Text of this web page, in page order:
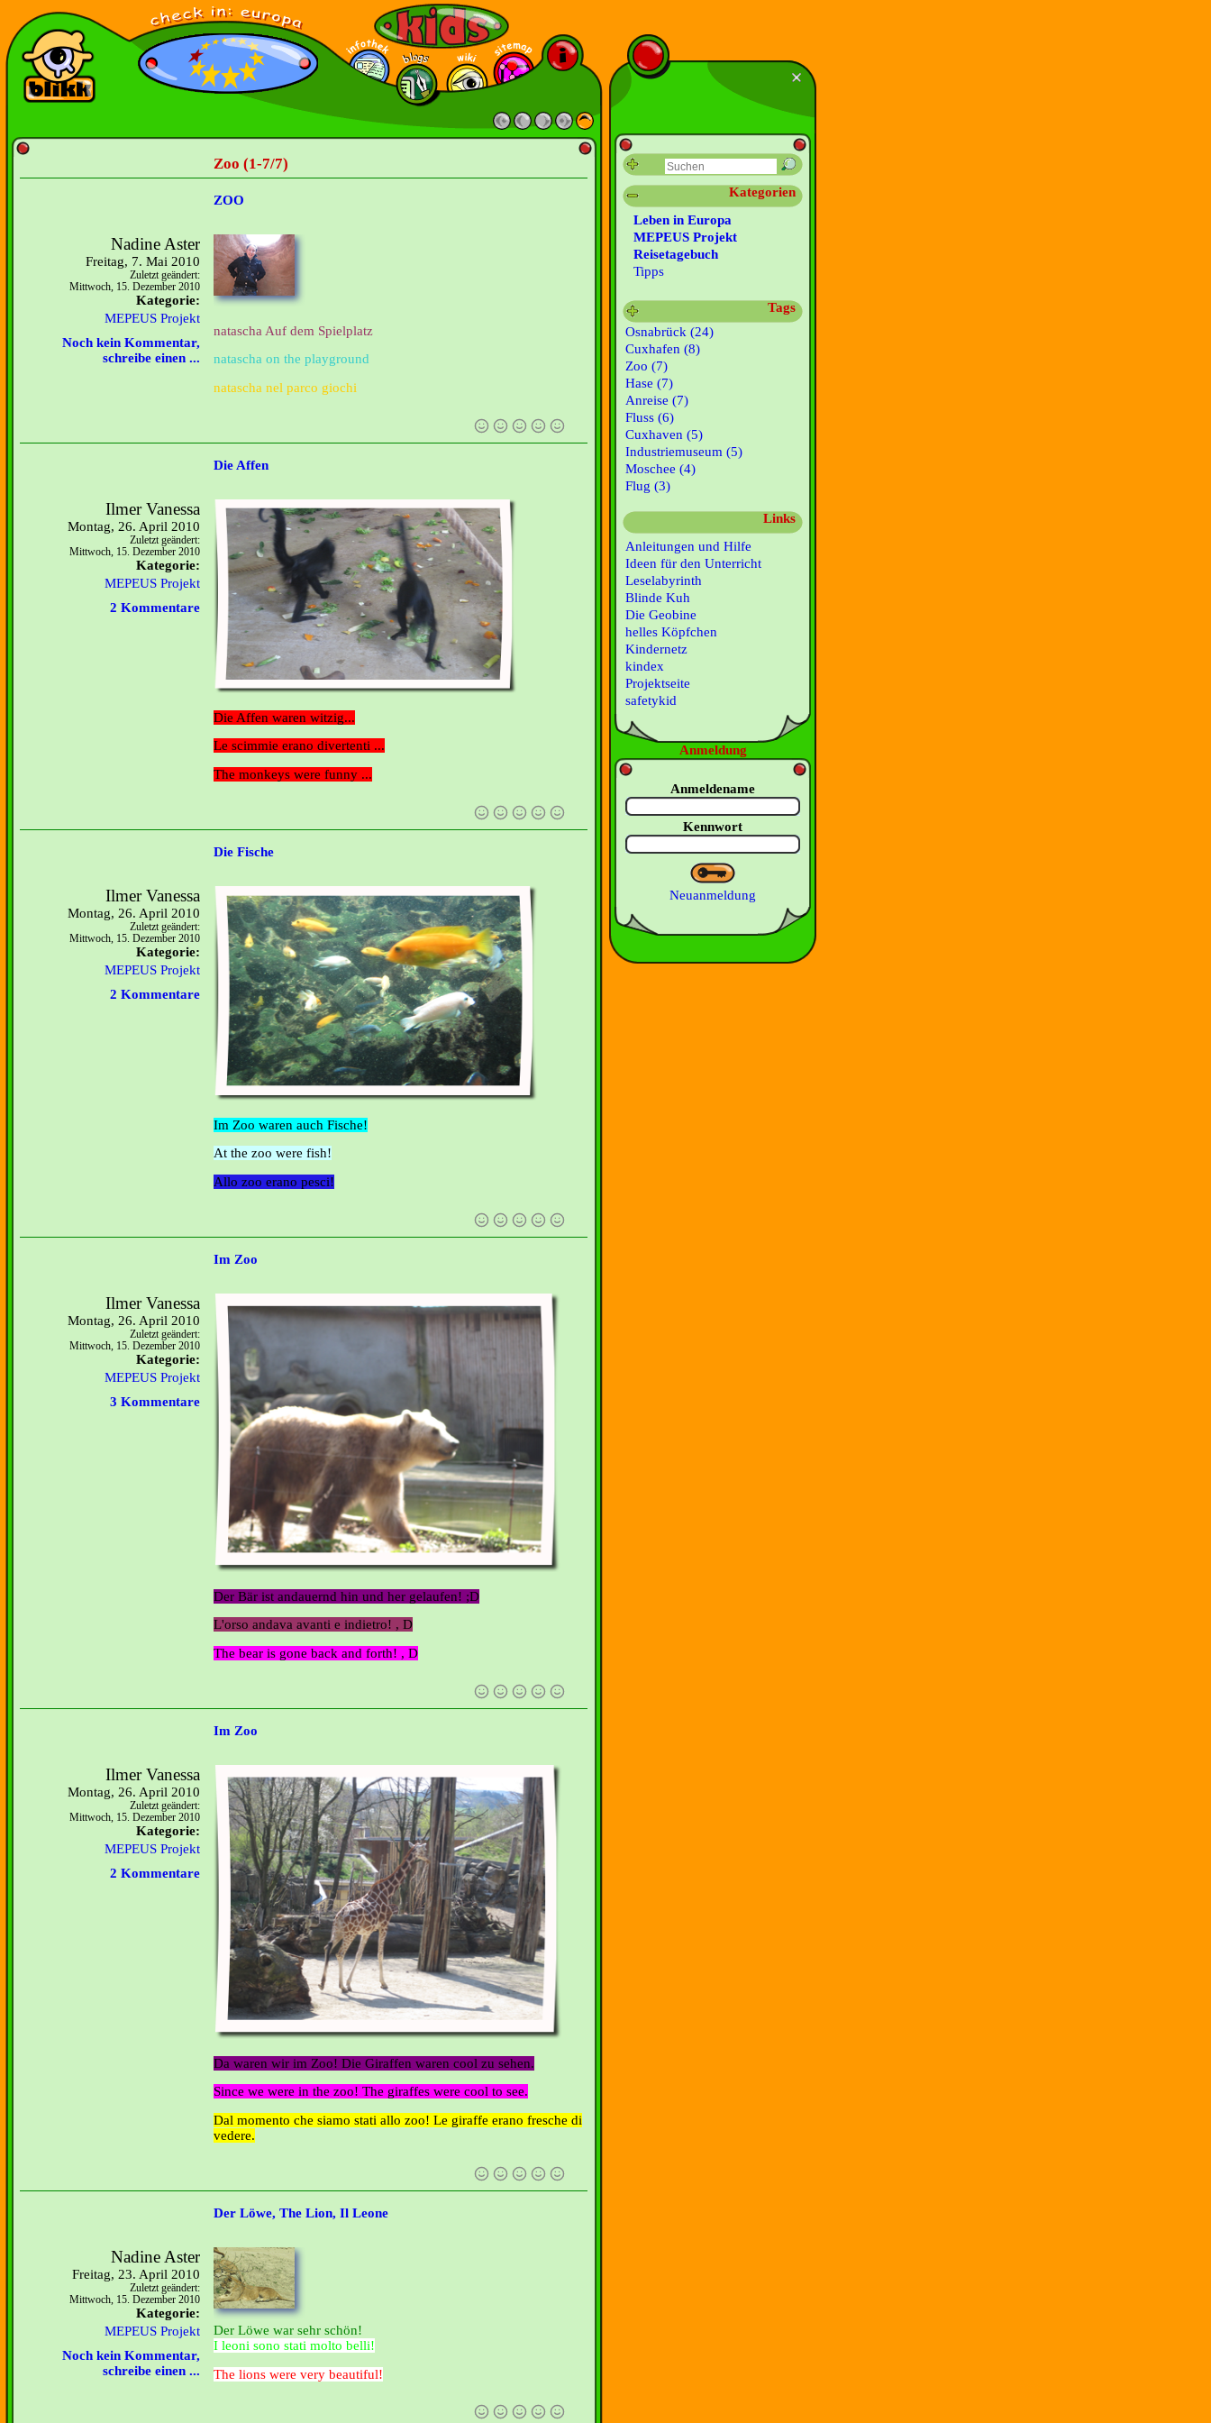
Zoo (1-7/7)
ZOO
Nadine Aster
Freitag, 7. Mai 2010
Zuletzt geändert:
Mittwoch, 15. Dezember 2010
Kategorie:
MEPEUS Projekt
Noch kein Kommentar,
schreibe einen ...
natascha Auf dem Spielplatz
natascha on the playground
natascha nel parco giochi
Die Affen
Ilmer Vanessa
Montag, 26. April 2010
Zuletzt geändert:
Mittwoch, 15. Dezember 2010
Kategorie:
MEPEUS Projekt
2 Kommentare
Die Affen waren witzig...
Le scimmie erano divertenti ...
The monkeys were funny ...
Die Fische
Ilmer Vanessa
Montag, 26. April 2010
Zuletzt geändert:
Mittwoch, 15. Dezember 2010
Kategorie:
MEPEUS Projekt
2 Kommentare
Im Zoo waren auch Fische!
At the zoo were fish!
Allo zoo erano pesci!
Im Zoo
Ilmer Vanessa
Montag, 26. April 2010
Zuletzt geändert:
Mittwoch, 15. Dezember 2010
Kategorie:
MEPEUS Projekt
3 Kommentare
Der Bär ist andauernd hin und her gelaufen! ;D
L'orso andava avanti e indietro! , D
The bear is gone back and forth! , D
Im Zoo
Ilmer Vanessa
Montag, 26. April 2010
Zuletzt geändert:
Mittwoch, 15. Dezember 2010
Kategorie:
MEPEUS Projekt
2 Kommentare
Da waren wir im Zoo! Die Giraffen waren cool zu sehen.
Since we were in the zoo! The giraffes were cool to see.
Dal momento che siamo stati allo zoo! Le giraffe erano fresche di
vedere.
Der Löwe, The Lion, Il Leone
Nadine Aster
Freitag, 23. April 2010
Zuletzt geändert:
Mittwoch, 15. Dezember 2010
Kategorie:
MEPEUS Projekt
Noch kein Kommentar,
schreibe einen ...
Der Löwe war sehr schön!
I leoni sono stati molto belli!
The lions were very beautiful!
Kategorien
Leben in Europa
MEPEUS Projekt
Reisetagebuch
Tipps
Tags
Osnabrück (24)
Cuxhafen (8)
Zoo (7)
Hase (7)
Anreise (7)
Fluss (6)
Cuxhaven (5)
Industriemuseum (5)
Moschee (4)
Flug (3)
Links
Anleitungen und Hilfe
Ideen für den Unterricht
Leselabyrinth
Blinde Kuh
Die Geobine
helles Köpfchen
Kindernetz
kindex
Projektseite
safetykid
Anmeldung
Anmeldename
Kennwort
Neuanmeldung